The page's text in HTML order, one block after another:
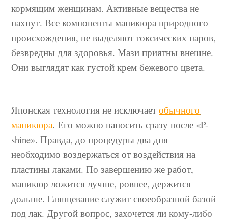
кормящим женщинам. Активные вещества не
пахнут. Все компоненты маникюра природного
происхождения, не выделяют токсических паров,
безвредны для здоровья. Мази приятны внешне.
Они выглядят как густой крем бежевого цвета.
Японская технология не исключаетобычного
маникюра. Его можно наносить сразу после «P-
shine». Правда, до процедуры два дня
необходимо воздержаться от воздействия на
пластины лаками. По завершению же работ,
маникюр ложится лучше, ровнее, держится
дольше. Глянцевание служит своеобразной базой
под лак. Другой вопрос, захочется ли кому-либо